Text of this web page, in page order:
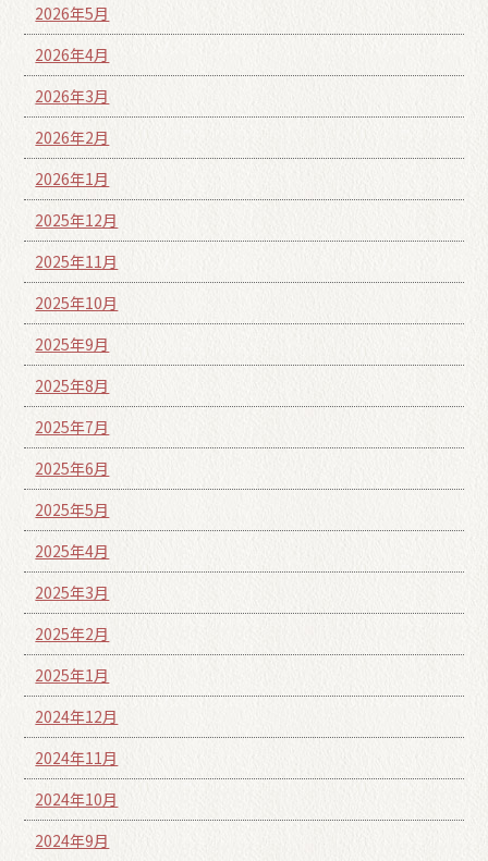
2026年5月
2026年4月
2026年3月
2026年2月
2026年1月
2025年12月
2025年11月
2025年10月
2025年9月
2025年8月
2025年7月
2025年6月
2025年5月
2025年4月
2025年3月
2025年2月
2025年1月
2024年12月
2024年11月
2024年10月
2024年9月